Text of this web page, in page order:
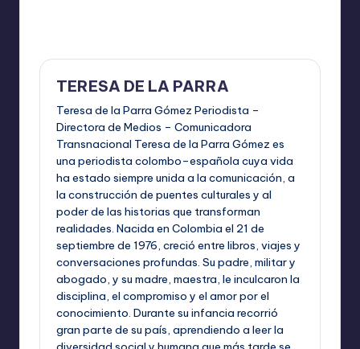
TERESA DE LA PARRA
Teresa de la Parra Gómez Periodista –
Directora de Medios – Comunicadora
Transnacional Teresa de la Parra Gómez es
una periodista colombo–española cuya vida
ha estado siempre unida a la comunicación, a
la construcción de puentes culturales y al
poder de las historias que transforman
realidades. Nacida en Colombia el 21 de
septiembre de 1976, creció entre libros, viajes y
conversaciones profundas. Su padre, militar y
abogado, y su madre, maestra, le inculcaron la
disciplina, el compromiso y el amor por el
conocimiento. Durante su infancia recorrió
gran parte de su país, aprendiendo a leer la